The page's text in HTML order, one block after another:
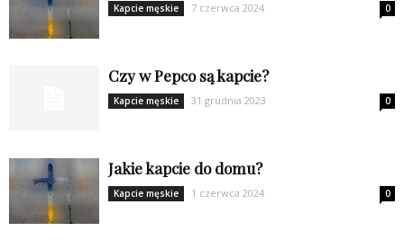
Kapcie męskie 7 czerwca 2024 0
Czy w Pepco są kapcie?
Kapcie męskie 31 grudnia 2023 0
Jakie kapcie do domu?
Kapcie męskie 1 czerwca 2024 0